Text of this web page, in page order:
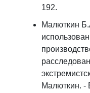
192.
Малюткин
Малюткин. -